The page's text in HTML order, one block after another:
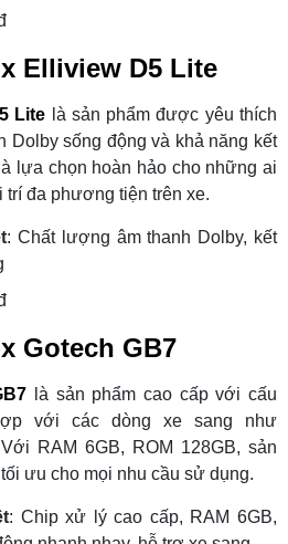
Elliview D5 Lite
Lite là sản phẩm được yêu thích
Dolby sống động và khả năng kết
lựa chọn hoàn hảo cho những ai
trí đa phương tiện trên xe.
: Chất lượng âm thanh Dolby, kết
Gotech GB7
là sản phẩm cao cấp với cấu
với các dòng xe sang như
RAM 6GB, ROM 128GB, sản
ưu cho mọi nhu cầu sử dụng.
: Chip xử lý cao cấp, RAM 6GB,